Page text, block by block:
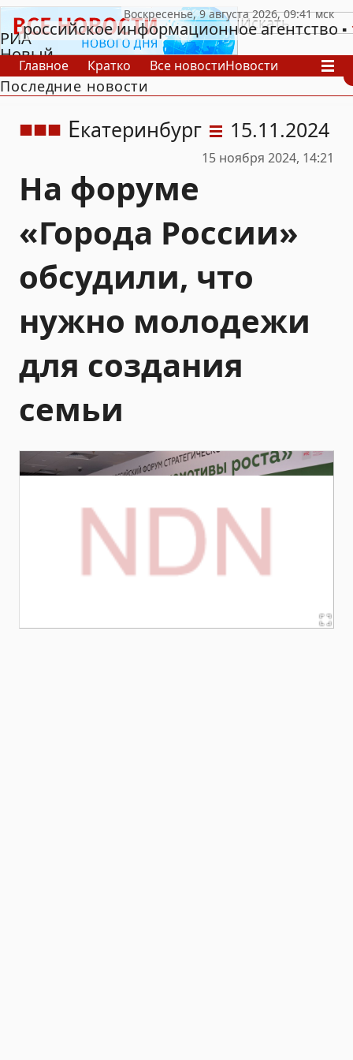
РИА
Новый
День
российское информационное агентство
Главное Кратко Все новостиНовости
В России
В мире
Последние новости
Екатеринбург 15.11.2024
15 ноября 2024, 14:21
На форуме
«Города России»
обсудили, что
нужно молодежи
для создания
семьи